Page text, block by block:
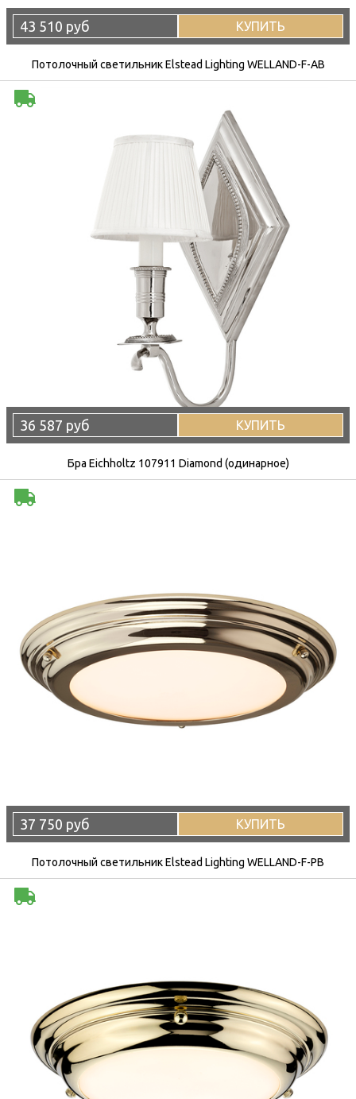
43 510 руб КУПИТЬ
Потолочный светильник Elstead Lighting WELLAND-F-AB
36 587 руб КУПИТЬ
Бра Eichholtz 107911 Diamond (одинарное)
37 750 руб КУПИТЬ
Потолочный светильник Elstead Lighting WELLAND-F-PB